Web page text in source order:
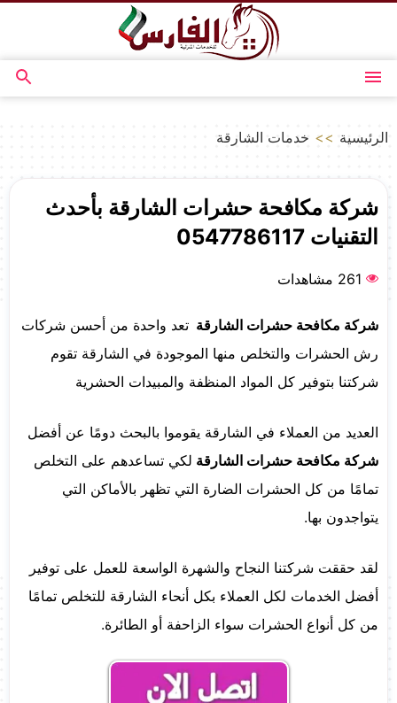
المحتوى
القائمة
بحث
الرئيسية >> خدمات الشارقة
شركة مكافحة حشرات الشارقة بأحدث
التقنيات 0547786117
261 مشاهدات
شركة مكافحة حشرات الشارقة تعد واحدة من أحسن شركات
رش الحشرات والتخلص منها الموجودة في الشارقة تقوم
شركتنا بتوفير كل المواد المنظفة والمبيدات الحشرية
العديد من العملاء في الشارقة يقوموا بالبحث دومًا عن أفضل
شركة مكافحة حشرات الشارقة لكي تساعدهم على التخلص
تمامًا من كل الحشرات الضارة التي تظهر بالأماكن التي
يتواجدون بها.
لقد حققت شركتنا النجاح والشهرة الواسعة للعمل على توفير
أفضل الخدمات لكل العملاء بكل أنحاء الشارقة للتخلص تمامًا
من كل أنواع الحشرات سواء الزاحفة أو الطائرة.